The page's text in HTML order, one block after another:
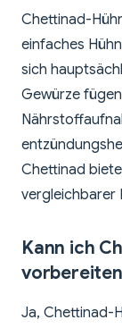
Chettinad-
einfaches
sich
Gewürze
Chettinad
vergleichbarer
Kann ich
Ja, Chettinad-